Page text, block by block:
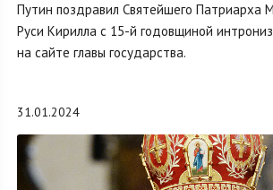
Путин поздравил Святейшего Патриарха
Руси Кирилла с 15-й годовщиной
на сайте главы государства.
31.01.2024